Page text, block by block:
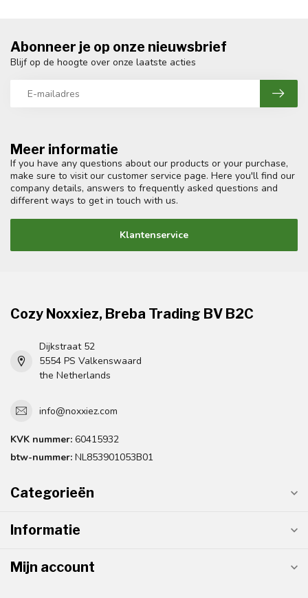
Meer informatie
If you have any questions about our products or your purchase,
make sure to visit our customer service page. Here you'll find our
company details, answers to frequently asked questions and
different ways to get in touch with us.
Klantenservice
Abonneer je op onze nieuwsbrief
Blijf op de hoogte over onze laatste acties
Cozy Noxxiez, Breba Trading BV B2C
Dijkstraat 52
5554 PS Valkenswaard
the Netherlands
info@noxxiez.com
KVK nummer: 60415932
btw-nummer: NL853901053B01
Categorieën
Informatie
Mijn account